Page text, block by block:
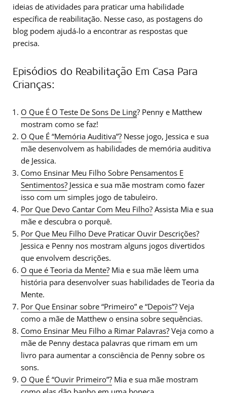
ideias de atividades para praticar uma habilidade
específica de reabilitação. Nesse caso, as postagens do
blog podem ajudá-lo a encontrar as respostas que
precisa.
Episódios do Reabilitação Em Casa Para
Crianças:
O Que É O Teste De Sons De Ling? Penny e Matthew
mostram como se faz!
O Que É “Memória Auditiva”? Nesse jogo, Jessica e sua
mãe desenvolvem as habilidades de memória auditiva
de Jessica.
Como Ensinar Meu Filho Sobre Pensamentos E
Sentimentos? Jessica e sua mãe mostram como fazer
isso com um simples jogo de tabuleiro.
Por Que Devo Cantar Com Meu Filho? Assista Mia e sua
mãe e descubra o porquê.
Por Que Meu Filho Deve Praticar Ouvir Descrições?
Jessica e Penny nos mostram alguns jogos divertidos
que envolvem descrições.
O que é Teoria da Mente? Mia e sua mãe lêem uma
história para desenvolver suas habilidades de Teoria da
Mente.
Por Que Ensinar sobre “Primeiro” e “Depois”? Veja
como a mãe de Matthew o ensina sobre sequências.
Como Ensinar Meu Filho a Rimar Palavras? Veja como a
mãe de Penny destaca palavras que rimam em um
livro para aumentar a consciência de Penny sobre os
sons.
O Que É “Ouvir Primeiro”? Mia e sua mãe mostram